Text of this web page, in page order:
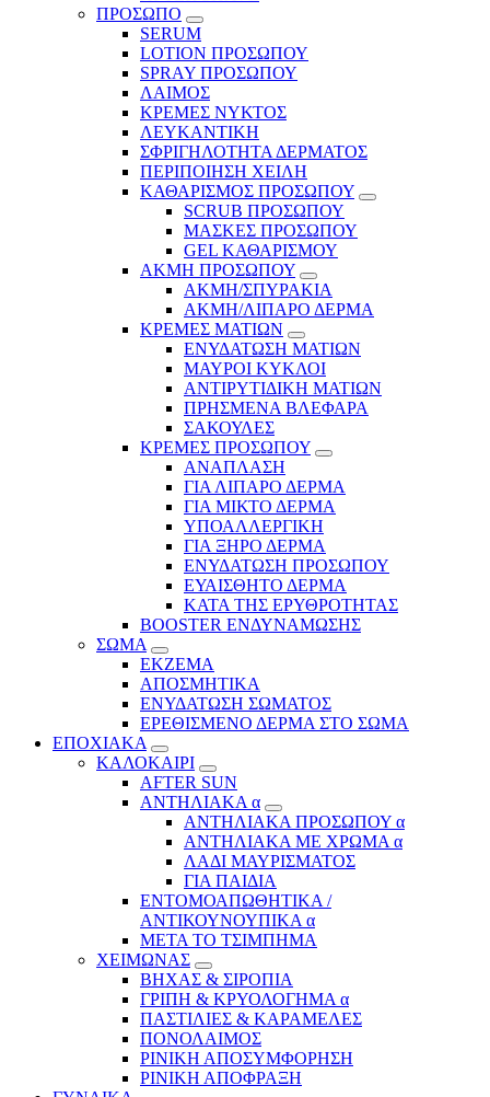
ΠΡΟΣΩΠΟ
SERUM
LOTION ΠΡΟΣΩΠΟΥ
SPRAY ΠΡΟΣΩΠΟΥ
ΛΑΙΜΟΣ
ΚΡΕΜΕΣ ΝΥΚΤΟΣ
ΛΕΥΚΑΝΤΙΚΗ
ΣΦΡΙΓΗΛΟΤΗΤΑ ΔΕΡΜΑΤΟΣ
ΠΕΡΙΠΟΙΗΣΗ ΧΕΙΛΗ
ΚΑΘΑΡΙΣΜΟΣ ΠΡΟΣΩΠΟΥ
SCRUB ΠΡΟΣΩΠΟΥ
ΜΑΣΚΕΣ ΠΡΟΣΩΠΟΥ
GEL ΚΑΘΑΡΙΣΜΟΥ
ΑΚΜΗ ΠΡΟΣΩΠΟΥ
ΑΚΜΗ/ΣΠΥΡΑΚΙΑ
ΑΚΜΗ/ΛΙΠΑΡΟ ΔΕΡΜΑ
ΚΡΕΜΕΣ ΜΑΤΙΩΝ
ΕΝΥΔΑΤΩΣΗ ΜΑΤΙΩΝ
ΜΑΥΡΟΙ ΚΥΚΛΟΙ
ΑΝΤΙΡΥΤΙΔΙΚΗ ΜΑΤΙΩΝ
ΠΡΗΣΜΕΝΑ ΒΛΕΦΑΡΑ
ΣΑΚΟΥΛΕΣ
ΚΡΕΜΕΣ ΠΡΟΣΩΠΟΥ
ΑΝΑΠΛΑΣΗ
ΓΙΑ ΛΙΠΑΡΟ ΔΕΡΜΑ
ΓΙΑ ΜΙΚΤΟ ΔΕΡΜΑ
ΥΠΟΑΛΛΕΡΓΙΚΗ
ΓΙΑ ΞΗΡΟ ΔΕΡΜΑ
ΕΝΥΔΑΤΩΣΗ ΠΡΟΣΩΠΟΥ
ΕΥΑΙΣΘΗΤΟ ΔΕΡΜΑ
ΚΑΤΑ ΤΗΣ ΕΡΥΘΡΟΤΗΤΑΣ
BOOSTER ΕΝΔΥΝΑΜΩΣΗΣ
ΣΩΜΑ
ΕΚΖΕΜΑ
ΑΠΟΣΜΗΤΙΚΑ
ΕΝΥΔΑΤΩΣΗ ΣΩΜΑΤΟΣ
ΕΡΕΘΙΣΜΕΝΟ ΔΕΡΜΑ ΣΤΟ ΣΩΜΑ
ΕΠΟΧΙΑΚΑ
ΚΑΛΟΚΑΙΡΙ
AFTER SUN
ΑΝΤΗΛΙΑΚΑ α
ΑΝΤΗΛΙΑΚΑ ΠΡΟΣΩΠΟΥ α
ΑΝΤΗΛΙΑΚΑ ΜΕ ΧΡΩΜΑ α
ΛΑΔΙ ΜΑΥΡΙΣΜΑΤΟΣ
ΓΙΑ ΠΑΙΔΙΑ
ΕΝΤΟΜΟΑΠΩΘΗΤΙΚΑ /
ΑΝΤΙΚΟΥΝΟΥΠΙΚΑ α
ΜΕΤΑ ΤΟ ΤΣΙΜΠΗΜΑ
ΧΕΙΜΩΝΑΣ
ΒΗΧΑΣ & ΣΙΡΟΠΙΑ
ΓΡΙΠΗ & ΚΡΥΟΛΟΓΗΜΑ α
ΠΑΣΤΙΛΙΕΣ & ΚΑΡΑΜΕΛΕΣ
ΠΟΝΟΛΑΙΜΟΣ
ΡΙΝΙΚΗ ΑΠΟΣΥΜΦΟΡΗΣΗ
ΡΙΝΙΚΗ ΑΠΟΦΡΑΞΗ